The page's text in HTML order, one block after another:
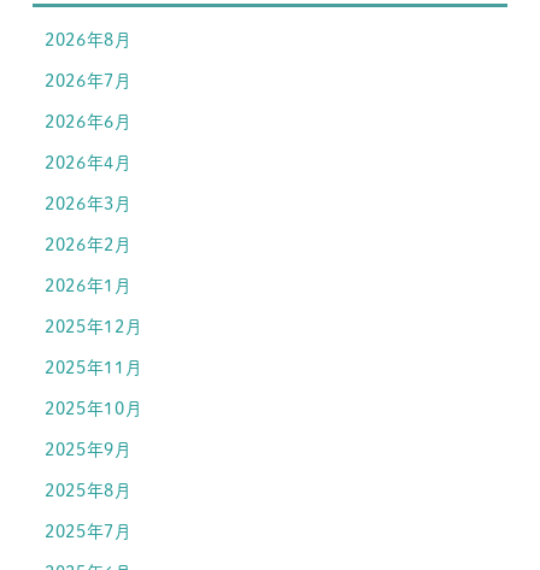
2026年8月
2026年7月
2026年6月
2026年4月
2026年3月
2026年2月
2026年1月
2025年12月
2025年11月
2025年10月
2025年9月
2025年8月
2025年7月